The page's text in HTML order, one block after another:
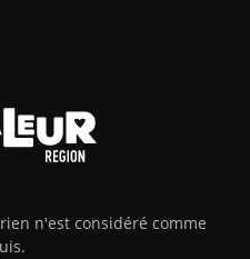
n'est considéré comme